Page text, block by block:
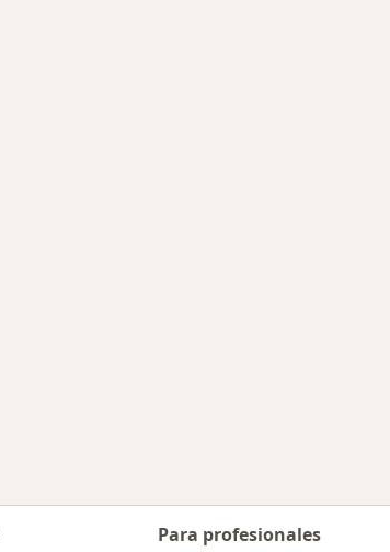
Para profesionales